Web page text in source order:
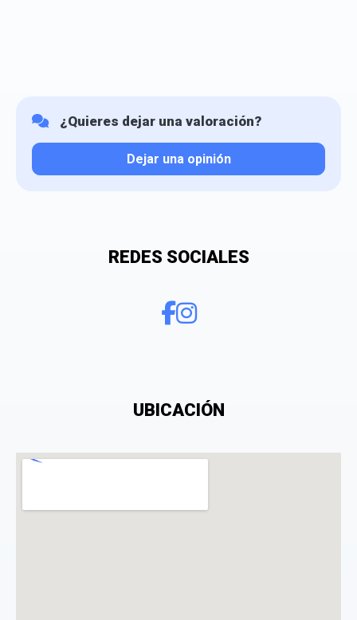
¿Quieres dejar una valoración?
Dejar una opinión
Consiento el tratamiento de mis datos personales
con el fin de añadir una opinión sobre un
REDES SOCIALES
UBICACIÓN